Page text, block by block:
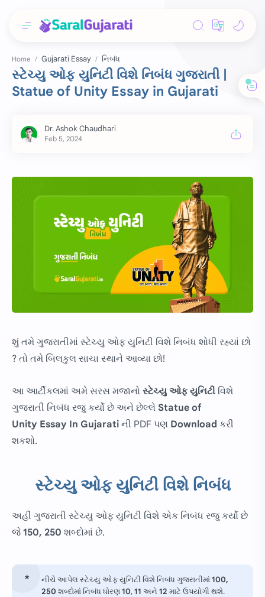
Home Gujarati Essay નિબંધ
સ્ટેચ્યુ ઓફ યુનિટી વિશે નિબંધ ગુજરાતી |
Statue of Unity Essay in Gujarati
શું તમે ગુજરાતીમાં સ્ટેચ્યુ ઓફ યુનિટી વિશે નિબંધ શોધી રહ્યાં છો
? તો તમે બિલકુલ સાચા સ્થાને આવ્યા છો!
આ આર્ટીકલમાં અમે સરસ મજાનો સ્ટેચ્યુ ઓફ યુનિટી વિશે
ગુજરાતી નિબંધ રજુ કર્યો છે અને છેલ્લે Statue of
Unity Essay In Gujarati ની PDF પણ Download કરી
શકશો.
સ્ટેચ્યુ ઓફ યુનિટી વિશે નિબંધ
અહીં ગુજરાતી સ્ટેચ્યુ ઓફ યુનિટી વિશે એક નિબંધ રજુ કર્યો છે
જે 150, 250 શબ્દોમાં છે.
નીચે આપેલ સ્ટેચ્યુ ઓફ યુનિટી વિશે નિબંધ ગુજરાતીમાં100,
250 શબ્દોમાં નિબંધ ધોરણ10,11 અને 12 માટે ઉપયોગી થશે.